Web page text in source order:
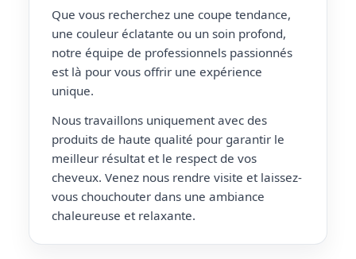
Que vous recherchez une coupe tendance,
une couleur éclatante ou un soin profond,
notre équipe de professionnels passionnés
est là pour vous offrir une expérience
unique.
Nous travaillons uniquement avec des
produits de haute qualité pour garantir le
meilleur résultat et le respect de vos
cheveux. Venez nous rendre visite et laissez-
vous chouchouter dans une ambiance
chaleureuse et relaxante.